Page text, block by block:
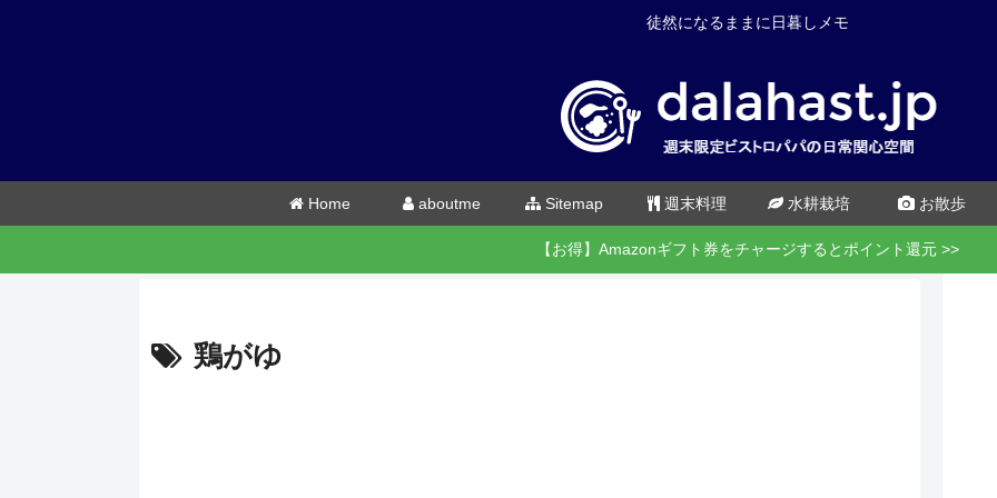
徒然になるままに日暮しメモ
Home aboutme Sitemap 週末料理 水耕栽培 お散歩
【お得】Amazonギフト券をチャージするとポイント還元 >>
鶏がゆ